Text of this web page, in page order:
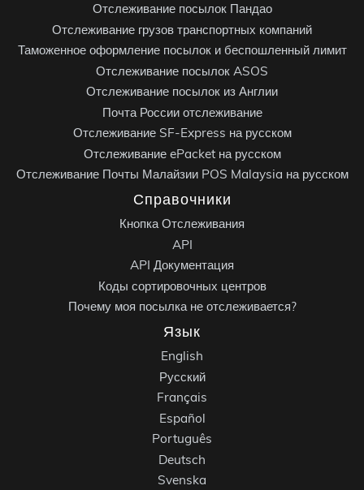
Отслеживание посылок Пандао
Отслеживание грузов транспортных компаний
Таможенное оформление посылок и беспошленный лимит
Отслеживание посылок ASOS
Отслеживание посылок из Англии
Почта России отслеживание
Отслеживание SF-Express на русском
Отслеживание ePacket на русском
Отслеживание Почты Малайзии POS Malaysia на русском
Справочники
Кнопка Отслеживания
API
API Документация
Коды сортировочных центров
Почему моя посылка не отслеживается?
Язык
English
Русский
Français
Español
Português
Deutsch
Svenska